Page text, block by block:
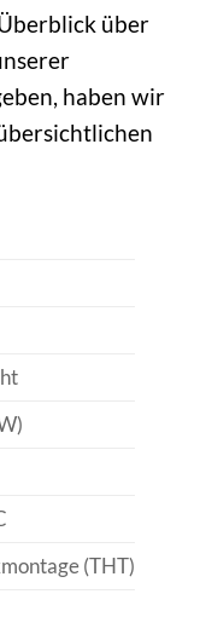
über
haben wir
(THT)